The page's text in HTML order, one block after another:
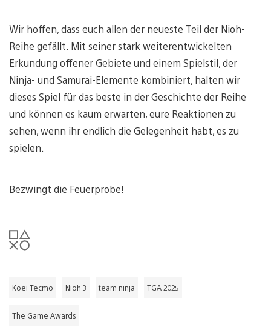
Wir hoffen, dass euch allen der neueste Teil der Nioh-
Reihe gefällt. Mit seiner stark weiterentwickelten
Erkundung offener Gebiete und einem Spielstil, der
Ninja- und Samurai-Elemente kombiniert, halten wir
dieses Spiel für das beste in der Geschichte der Reihe
und können es kaum erwarten, eure Reaktionen zu
sehen, wenn ihr endlich die Gelegenheit habt, es zu
spielen.
Bezwingt die Feuerprobe!
Koei Tecmo Nioh 3 team ninja TGA 2025
The Game Awards